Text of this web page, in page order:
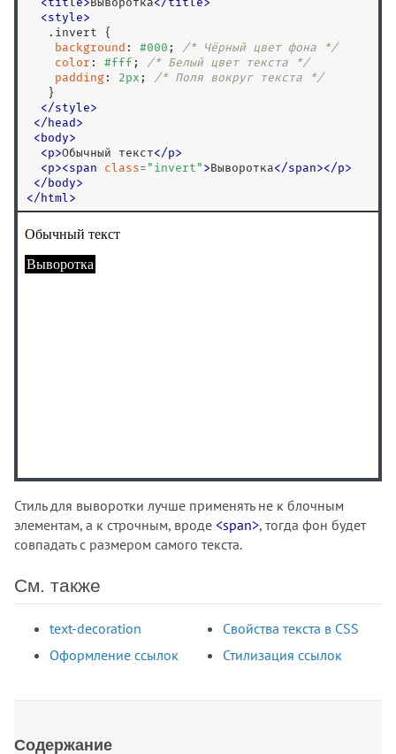
<style>
.invert {
background : #000 ; /* Чёрный цвет фона */
color : #fff ; /* Белый цвет текста */
padding : 2px ; /* Поля вокруг текста */
   }
</style>
</ head >
< body>
<p>Обычный текст</p>
<p><span class= " invert " >Выворотка</span></p>
</ body>
</ html>
Стиль для выворотки лучше применять не к блочным
элементам, а к строчным, вроде <span>, тогда фон будет
совпадать с размером самого текста.
См. также
text-decoration
Оформление ссылок
Свойства текста в CSS
Стилизация ссылок
Содержание